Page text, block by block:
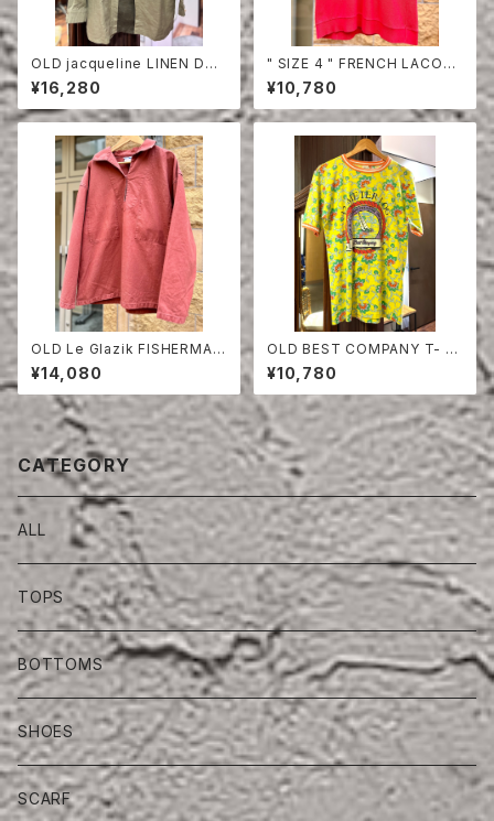
OLD jacqueline LINEN DO
UBLE BREASTED SHIRT
¥16,280
" SIZE 4 " FRENCH LACOS
TE POLO SHIRT HALF SLE
EVE
¥10,780
OLD Le Glazik FISHERMAN
SMOCK ONE WASH
¥14,080
OLD BEST COMPANY T- S
HIRT
¥10,780
CATEGORY
ALL
TOPS
BOTTOMS
SHOES
SCARF